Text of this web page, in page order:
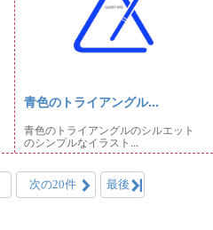
青色のトライアングル...
青色のトライアングルのシルエット
のシンプルなイラスト...
次の20件 最後